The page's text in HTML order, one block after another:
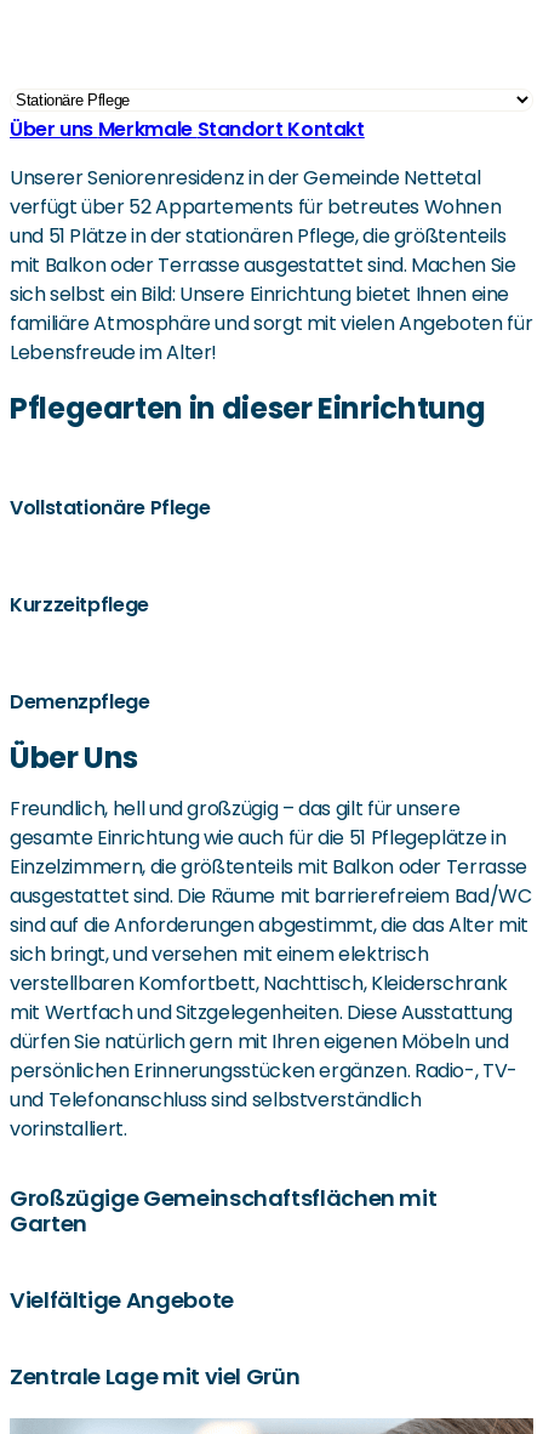
Über uns Merkmale Standort Kontakt
Unserer Seniorenresidenz in der Gemeinde Nettetal
verfügt über 52 Appartements für betreutes Wohnen
und 51 Plätze in der stationären Pflege, die größtenteils
mit Balkon oder Terrasse ausgestattet sind. Machen Sie
sich selbst ein Bild: Unsere Einrichtung bietet Ihnen eine
familiäre Atmosphäre und sorgt mit vielen Angeboten für
Lebensfreude im Alter!
Pflegearten in dieser Einrichtung
Vollstationäre Pflege
Kurzzeitpflege
Demenzpflege
Über Uns
Freundlich, hell und großzügig – das gilt für unsere
gesamte Einrichtung wie auch für die 51 Pflegeplätze in
Einzelzimmern, die größtenteils mit Balkon oder Terrasse
ausgestattet sind. Die Räume mit barrierefreiem Bad/WC
sind auf die Anforderungen abgestimmt, die das Alter mit
sich bringt, und versehen mit einem elektrisch
verstellbaren Komfortbett, Nachttisch, Kleiderschrank
mit Wertfach und Sitzgelegenheiten. Diese Ausstattung
dürfen Sie natürlich gern mit Ihren eigenen Möbeln und
persönlichen Erinnerungsstücken ergänzen. Radio-, TV-
und Telefonanschluss sind selbstverständlich
vorinstalliert.
Großzügige Gemeinschaftsflächen mit
Garten
In den beiden Wohnbereichen unserer Seniorenresidenz
Sitzecken mit Sofas und Fernseher aber auch dazu
einladen, es sich gemütlich zu machen. Das elegante
Vielfältige Angebote
In unserer Einrichtung werden Sie medizinisch und
Zentrale Lage mit viel Grün